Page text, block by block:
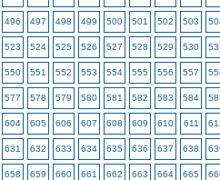
496 497 498 499 500 501 502 503
523 524 525 526 527 528 529 530
550 551 552 553 554 555 556 557
577 578 579 580 581 582 583 584
604 605 606 607 608 609 610 611
631 632 633 634 635 636 637 638
658 659 660 661 662 663 664 665